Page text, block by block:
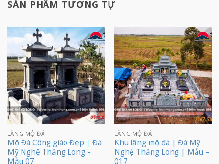
SẢN PHẨM TƯƠNG TỰ
LĂNG MỘ ĐÁ
Mộ Đá Công giáo Đẹp | Đá
Mỹ Nghệ Thăng Long –
Mẫu 07
LĂNG MỘ ĐÁ
Khu lăng mộ đá | Đá Mỹ
Nghệ Thăng Long | Mẫu –
017